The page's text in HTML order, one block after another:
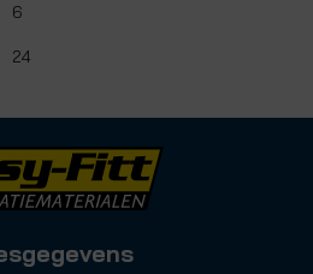
6
24